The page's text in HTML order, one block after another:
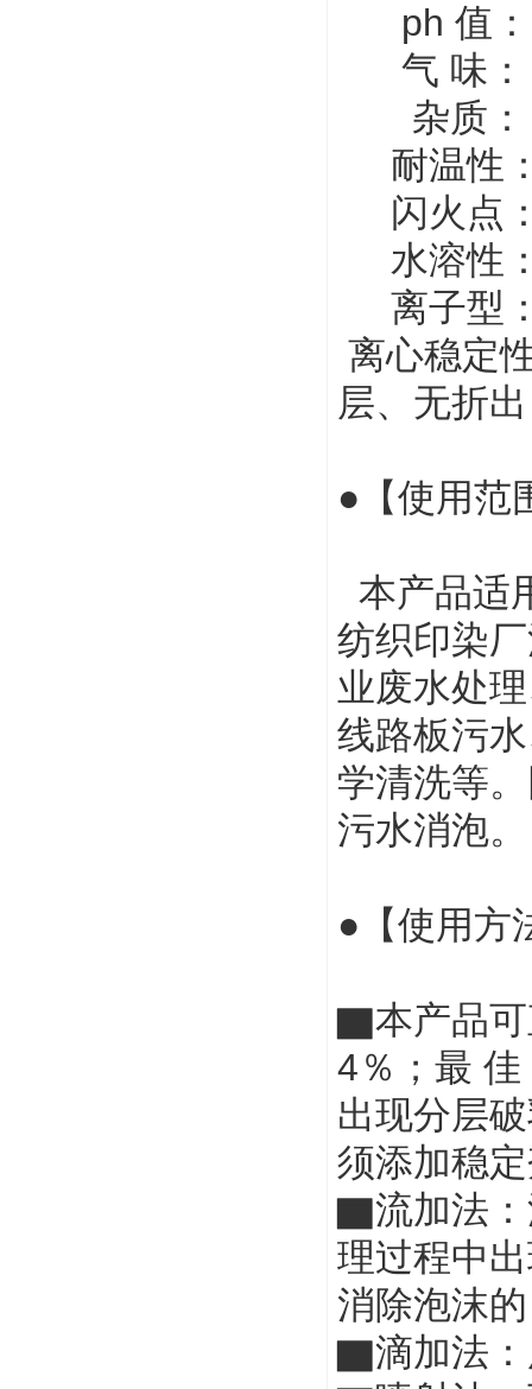
ph
气 味
杂质：
耐温
闪火
水溶性
离子
离心稳
层、无折出
●【使用范
本产品适
纺织印染
业废水处
线路板污
学清洗等
污水消泡。
●【使用方
▇本产品可
4％；最
出现分层
须添加稳
▇流加法：
理过程中
消除泡沫
▇滴加法：